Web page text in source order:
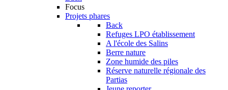
Focus
Projets phares
Back
Refuges LPO établissement
A l'école des Salins
Berre nature
Zone humide des piles
Réserve naturelle régionale des
Partias